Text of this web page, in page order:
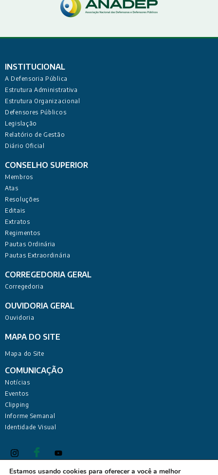
INSTITUCIONAL
A Defensoria Pública
Estrutura Administrativa
Estrutura Organizacional
Defensores Públicos
Legislação
Relatório de Gestão
Diário Oficial
CONSELHO SUPERIOR
Membros
Atas
Resoluções
Editais
Extratos
Regimentos
Pautas Ordinária
Pautas Extraordinária
CORREGEDORIA GERAL
Corregedoria
OUVIDORIA GERAL
Ouvidoria
MAPA DO SITE
Mapa do Site
COMUNICAÇÃO
Notícias
Eventos
Clipping
Informe Semanal
Identidade Visual
Estamos usando cookies para oferecer a você a melhor